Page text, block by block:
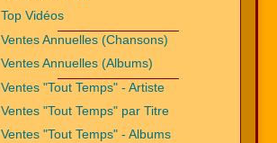
Top Vidéos
Ventes Annuelles (Chansons)
Ventes Annuelles (Albums)
Ventes "Tout Temps" - Artiste
Ventes "Tout Temps" par Titre
Ventes "Tout Temps" - Albums